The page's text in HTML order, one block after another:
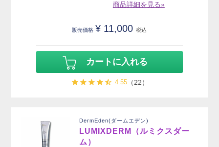
商品詳細を見る»
販売価格 ¥ 11,000 税込
カートに入れる
4.55（22）
DermEden(ダームエデン)
LUMIXDERM（ルミクスダー
ム）